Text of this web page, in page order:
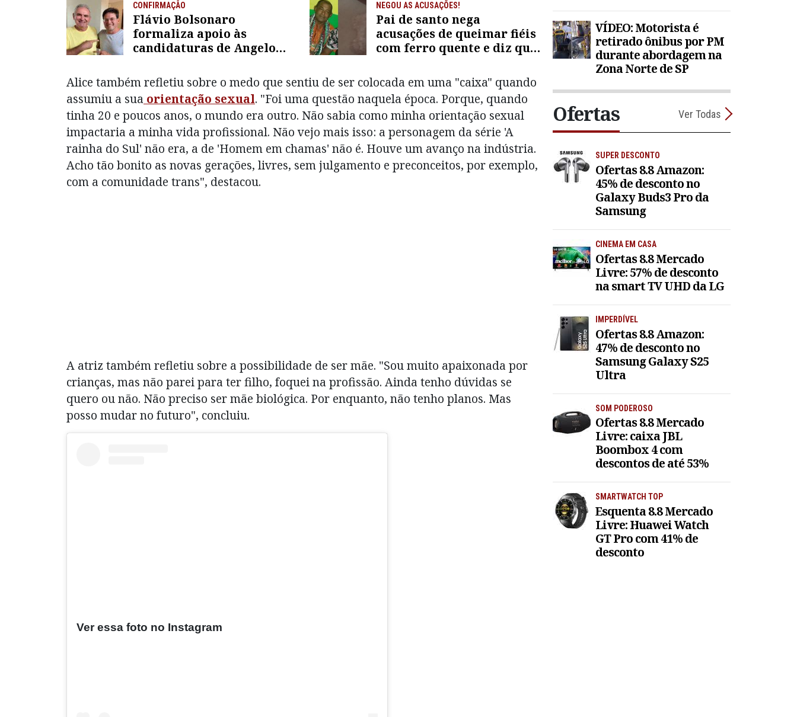
CONFIRMAÇÃO
Flávio Bolsonaro
formaliza apoio às
candidaturas de Angelo
Bahia
NEGOU AS ACUSAÇÕES!
Pai de santo nega
acusações de queimar fiéis
com ferro quente e diz que
presidente de fundação:
"Tudo inventado"
Alice também refletiu sobre o medo que sentiu de ser colocada em uma "caixa" quando
assumiu a sua orientação sexual. "Foi uma questão naquela época. Porque, quando
tinha 20 e poucos anos, o mundo era outro. Não sabia como minha orientação sexual
impactaria a minha vida profissional. Não vejo mais isso: a personagem da série 'A
rainha do Sul' não era, a de 'Homem em chamas' não é. Houve um avanço na indústria.
Acho tão bonito as novas gerações, livres, sem julgamento e preconceitos, por exemplo,
com a comunidade trans", destacou.
A atriz também refletiu sobre a possibilidade de ser mãe. "Sou muito apaixonada por
crianças, mas não parei para ter filho, foquei na profissão. Ainda tenho dúvidas se
quero ou não. Não preciso ser mãe biológica. Por enquanto, não tenho planos. Mas
posso mudar no futuro", concluiu.
Ver essa foto no Instagram
VÍDEO: Motorista é
retirado ônibus por PM
durante abordagem na
Zona Norte de SP
Ofertas Ver Todas
SUPER DESCONTO
Ofertas 8.8 Amazon:
45% de desconto no
Galaxy Buds3 Pro da
Samsung
CINEMA EM CASA
Ofertas 8.8 Mercado
Livre: 57% de desconto
na smart TV UHD da LG
IMPERDÍVEL
Ofertas 8.8 Amazon:
47% de desconto no
Samsung Galaxy S25
Ultra
SOM PODEROSO
Ofertas 8.8 Mercado
Livre: caixa JBL
Boombox 4 com
descontos de até 53%
SMARTWATCH TOP
Esquenta 8.8 Mercado
Livre: Huawei Watch
GT Pro com 41% de
desconto